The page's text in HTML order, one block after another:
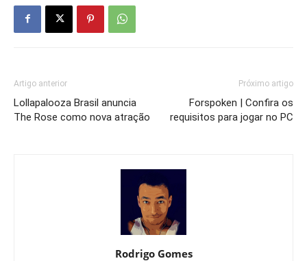
Artigo anterior
Lollapalooza Brasil anuncia
The Rose como nova atração
Próximo artigo
Forspoken | Confira os
requisitos para jogar no PC
Rodrigo Gomes